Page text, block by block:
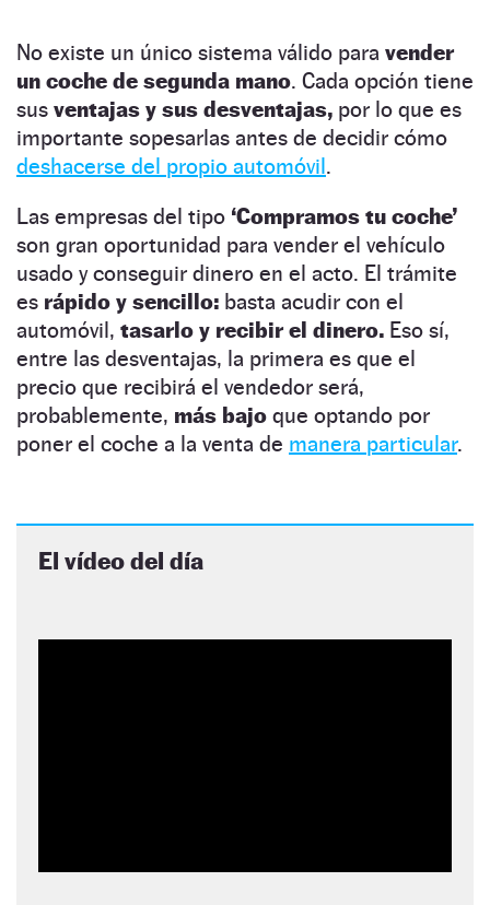
No existe un único sistema válido para vender
un coche de segunda mano. Cada opción tiene
sus ventajas y sus desventajas, por lo que es
importante sopesarlas antes de decidir cómo
deshacerse del propio automóvil.
Las empresas del tipo ‘Compramos tu coche’
son gran oportunidad para vender el vehículo
usado y conseguir dinero en el acto. El trámite
es rápido y sencillo: basta acudir con el
automóvil, tasarlo y recibir el dinero. Eso sí,
entre las desventajas, la primera es que el
precio que recibirá el vendedor será,
probablemente, más bajo que optando por
poner el coche a la venta de manera particular.
El vídeo del día